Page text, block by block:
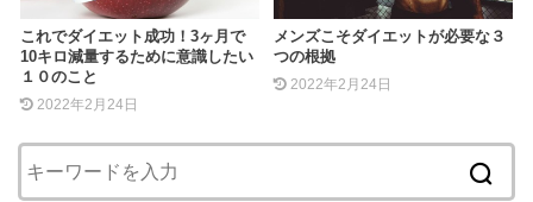
これでダイエット成功！3ヶ月で
10キロ減量するために意識したい
１０のこと
2022年2月24日
メンズこそダイエットが必要な３
つの根拠
2022年2月24日